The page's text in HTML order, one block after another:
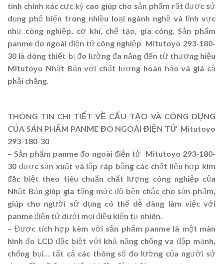
tính chính xác cực kỳ cao giúp cho sản phẩm rất được sử
dụng phổ biến trong nhiều loại ngành nghề và lĩnh vực
như công nghiệp, cơ khí, chế tạo, gia công. Sản phẩm
panme đo ngoài điện tử công nghiệp Mitutoyo 293-180-
30 là dòng thiết bị đo lường đa năng đến từ thương hiệu
Mitutoyo Nhật Bản với chất lượng hoàn hảo và giá cả
phải chăng.
THÔNG TIN CHI TIẾT VỀ CẤU TẠO VÀ CÔNG DỤNG
CỦA SẢN PHẨM PANME ĐO NGOÀI ĐIỆN TỬ Mitutoyo
293-180-30
– Sản phẩm panme đo ngoài điện tử Mitutoyo 293-180-
30 được sản xuất và lắp ráp bằng các chất liệu hợp kim
đặc biệt theo tiêu chuẩn chất lượng công nghiệp của
Nhật Bản giúp gia tăng mức độ bền chắc cho sản phẩm,
giúp cho người sử dụng có thể dễ dàng làm việc với
panme điện tử dưới mọi điều kiện tự nhiên.
– Được tích hợp kèm với sản phẩm panme là một màn
hình đo LCD đặc biệt với khả năng chống va đập mạnh,
chống bụi… tất cả các thông số đo lường của người sử